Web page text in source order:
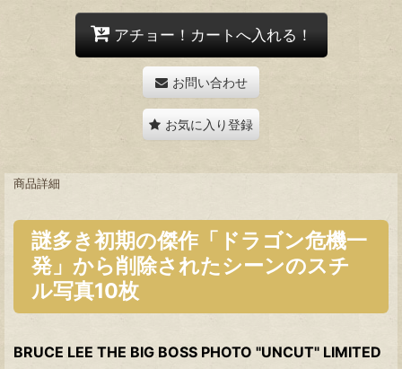
アチョー！カートへ入れる！
お問い合わせ
お気に入り登録
商品詳細
謎多き初期の傑作「ドラゴン危機一
発」から削除されたシーンのスチ
ル写真10枚
BRUCE LEE THE BIG BOSS PHOTO "UNCUT" LIMITED